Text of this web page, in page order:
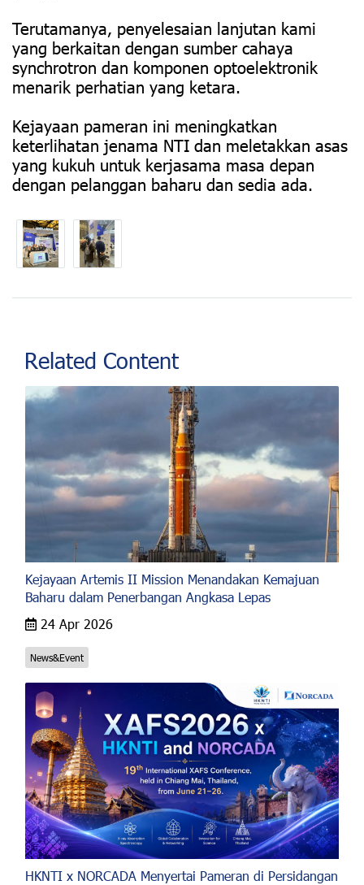
Terutamanya, penyelesaian lanjutan kami
yang berkaitan dengan sumber cahaya
synchrotron dan komponen optoelektronik
menarik perhatian yang ketara.
Kejayaan pameran ini meningkatkan
keterlihatan jenama NTI dan meletakkan asas
yang kukuh untuk kerjasama masa depan
dengan pelanggan baharu dan sedia ada.
Related Content
Kejayaan Artemis II Mission Menandakan Kemajuan
Baharu dalam Penerbangan Angkasa Lepas
24 Apr 2026
News&Event
HKNTI x NORCADA Menyertai Pameran di Persidangan